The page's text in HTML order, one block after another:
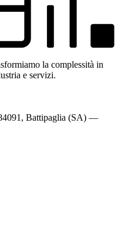
la complessità in
e servizi.
Battipaglia (SA) —